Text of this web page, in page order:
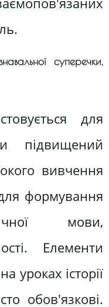
суперечки,
для
підвищений
вивчення
формування
мови,
Елементи
уроках історії
обов'язкові.